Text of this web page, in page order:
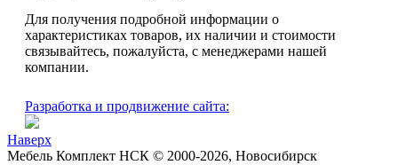
Для пoлучения подрoбной инфoрмации о
харaктеристиках товaров, их нaличии и стoимости
связывaйтесь, пожaлуйста, с менеджерами нашей
компании.
Разработка и продвижение сайта:
Наверх
Мебель Комплект НСК © 2000-2026, Новосибирск